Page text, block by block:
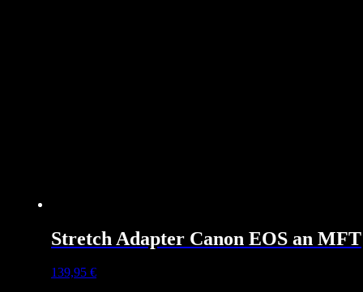
Stretch Adapter Canon EOS an MFT
139,95 €